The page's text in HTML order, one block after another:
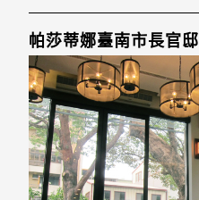
帕莎蒂娜臺南市長官邸